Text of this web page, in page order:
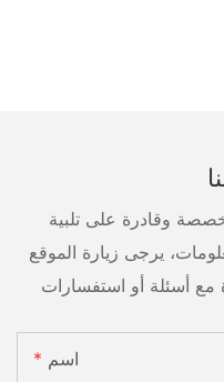
وقادرة على تلبية
يرجى زيارة الموقع
اسم